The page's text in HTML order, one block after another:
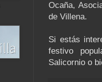
Ocaña,
de Villena.
Si estás
festivo
Salicornio o